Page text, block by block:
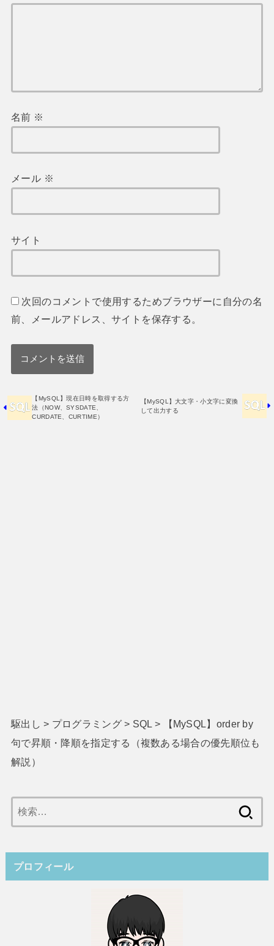
名前 ※
メール ※
サイト
次回のコメントで使用するためブラウザーに自分の名
前、メールアドレス、サイトを保存する。
【MySQL】現在日時を取得する方
法（NOW、SYSDATE、
CURDATE、CURTIME）
【MySQL】大文字・小文字に変換
して出力する
駆出し > プログラミング> SQL >
【MySQL】order by
句で昇順・降順を指定する（複数ある場合の優先順位も
解説）
索:
プロフィール